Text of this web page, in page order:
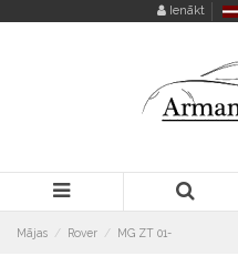
Ienākt
Mājas Rover MG ZT 01-